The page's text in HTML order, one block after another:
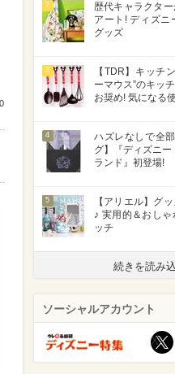
2
歴代キャラクタ
アート! ディズニ
グッズ
3
【TDR】キッチ
ーマウス”のキッ
お奨め! 気になる
4
ハズレなしで全
グ】『ディズニ
ランド』初登場!
5
【アリエル】グ
♪ 実用的＆おし
ッチ
続きを読み
ソーシャルアカウント
X